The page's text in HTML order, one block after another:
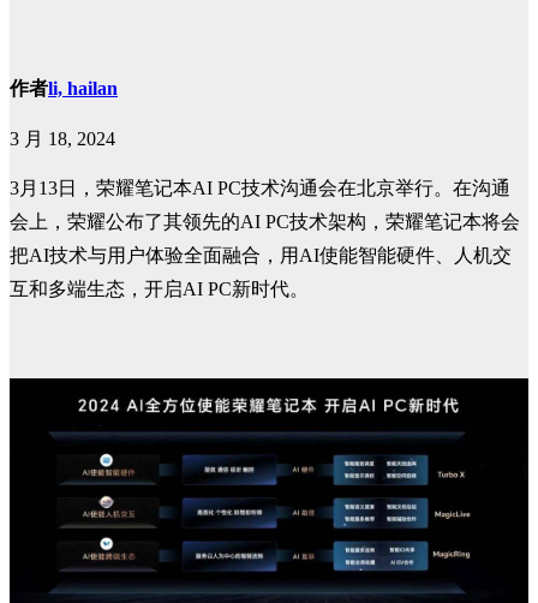
作者li, hailan
3 月 18, 2024
3月13日，荣耀笔记本AI PC技术沟通会在北京举行。在沟通
会上，荣耀公布了其领先的AI PC技术架构，荣耀笔记本将会
把AI技术与用户体验全面融合，用AI使能智能硬件、人机交
互和多端生态，开启AI PC新时代。